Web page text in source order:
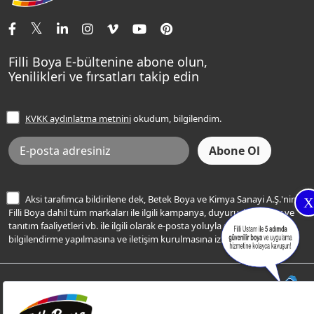
X
Tavan Boyaları
Ev Bakım ve Hobi Boyaları
Yatak Odası Renkleri
Sentomaxx Sentetik Boya
Sentomaxx İpeksi Mat
Momento Life
Şampanya Rengi
Açık Mavi Rengi
Frezya Rengi
İletişim Bilgilerimiz
Renk Danışma
Filli Ustam
Sıkça Sorulan Sorular
Ücretsiz Yalıtım Keşif Hizmeti
Bilgi Toplumu Hizmetleri
İnternet Sitesi Kullanım Koşulları
KVKK Talep Formu
KVKK Aydınlatma Metni
Filli Boya E-bültenine abone olun,
Yenilikleri ve fırsatları takip edin
KVKK aydınlatma metniniokudum, bilgilendim.
Aksi tarafımca bildirilene dek, Betek Boya ve Kimya Sanayi A.Ş.'nin
Filli Boya dahil tüm markaları ile ilgili kampanya, duyuru, hizmetler ve
tanıtım faaliyetleri vb. ile ilgili olarak e-posta yoluyla şahsıma
bilgilendirme yapılmasına ve iletişim kurulmasına izin veriyorum.